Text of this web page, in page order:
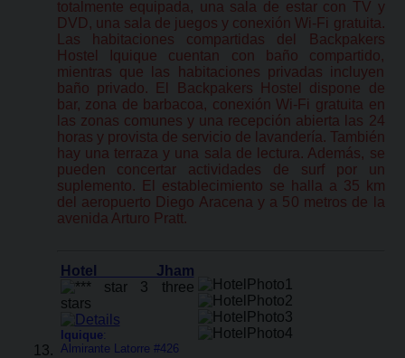
totalmente equipada, una sala de estar con TV y
DVD, una sala de juegos y conexión Wi-Fi gratuita.
Las habitaciones compartidas del Backpakers
Hostel Iquique cuentan con baño compartido,
mientras que las habitaciones privadas incluyen
baño privado. El Backpakers Hostel dispone de
bar, zona de barbacoa, conexión Wi-Fi gratuita en
las zonas comunes y una recepción abierta las 24
horas y provista de servicio de lavandería. También
hay una terraza y una sala de lectura. Además, se
pueden concertar actividades de surf por un
suplemento. El establecimiento se halla a 35 km
del aeropuerto Diego Aracena y a 50 metros de la
avenida Arturo Pratt.
Hotel Jham
Iquique:
Almirante Latorre #426